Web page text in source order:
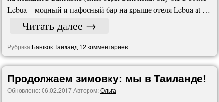
Lebua – модный и пафосный бар на крыше отеля Lebua at …
Читать далее →
Рубрика:БангкокТаиланд 12 комментариев
Продолжаем зимовку: мы в Таиланде!
Обновлено:06.02.2017Автором:Ольга